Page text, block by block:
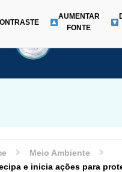
AUMENTAR
FONTE
Meio Ambiente
e inicia ações para